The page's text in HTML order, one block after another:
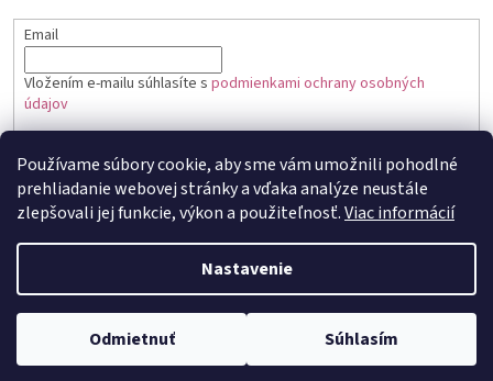
Používame súbory cookie, aby sme vám umožnili pohodlné
prehliadanie webovej stránky a vďaka analýze neustále
zlepšovali jej funkcie, výkon a použiteľnosť.Viac informácií
Nastavenie
Odmietnuť Súhlasím
Email
Vložením e-mailu súhlasíte s podmienkami ochrany osobných
údajov
PRIHLÁSIŤ SA
Copyright 2026Toptortička. Všetky práva vyhradené.Upraviť